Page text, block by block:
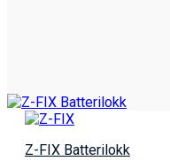
Z-FIX Batterilokk